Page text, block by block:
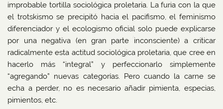
improbable tortilla sociológica proletaria. La furia con la que
el trotskismo se precipitó hacia el pacifismo, el feminismo
diferenciador y el ecologismo oficial solo puede explicarse
por una negativa (en gran parte inconsciente) a criticar
radicalmente esta actitud sociológica proletaria, que cree en
hacerlo más “integral” y perfeccionarlo simplemente
“agregando” nuevas categorías. Pero cuando la carne se
echa a perder, no es necesario añadir pimienta, especias,
pimientos, etc.